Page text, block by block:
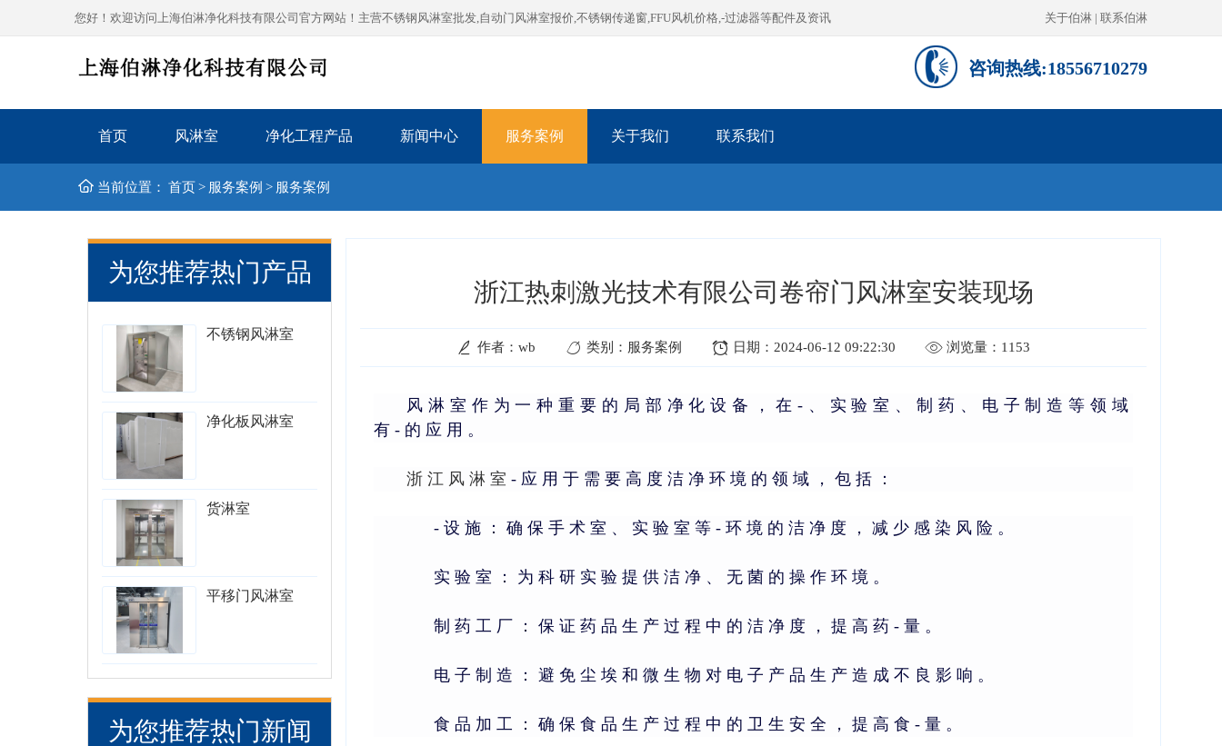
您好！欢迎访问上海伯淋净化科技有限公司官方网站！主营不锈钢风淋室批发,自动门风淋室报价,不锈钢传递窗,FFU风机价格,-过滤器等配件及资讯 关于伯淋 | 联系伯淋
咨询热线:18556710279
首页 风淋室 净化工程产品 新闻中心 服务案例 关于我们 联系我们
当前位置： 首页> 服务案例 > 服务案例
为您推荐热门产品
不锈钢风淋室
净化板风淋室
货淋室
平移门风淋室
为您推荐热门新闻
浙江热刺激光技术有限公司卷帘门风淋室安装现场
作者：wb 类别：服务案例 日期：2024-06-12 09:22:30 浏览量：1153
风淋室作为一种重要的局部净化设备，在-、实验室、制药、电子制造等领域
有-的应用。
浙江风淋室 -应用于需要高度洁净环境的领域，包括：
-设施：确保手术室、实验室等-环境的洁净度，减少感染风险。
实验室：为科研实验提供洁净、无菌的操作环境。
制药工厂：保证药品生产过程中的洁净度，提高药-量。
电子制造：避免尘埃和微生物对电子产品生产造成不良影响。
食品加工：确保食品生产过程中的卫生安全，提高食-量。